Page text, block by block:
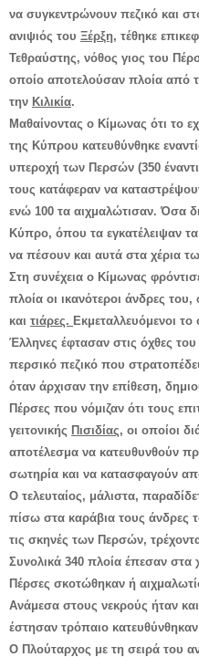
να συγκεντρώνουν πεζικό και
ανιψιός του Ξέρξη, τέθηκε
Τεθραύστης, νόθος γιος του
οποίο αποτελούσαν πλοία από
την Κιλικία.
Μαθαίνοντας ο Κίμωνας ότι το
της Κύπρου κατευθύνθηκε
υπεροχή των Περσών (350 έναντι
τους κατάφεραν να
ενώ 100 τα αιχμαλώτισαν. Όσα
Κύπρο, όπου τα εγκατέλειψαν
να πέσουν και αυτά στα χέρια
Στη συνέχεια ο Κίμωνας
πλοία οι ικανότεροι άνδρες
και τιάρες. Εκμεταλλευόμενοι
Έλληνες έφτασαν στις όχθες
περσικό πεζικό που
όταν άρχισαν την επίθεση,
Πέρσες που νόμιζαν ότι τους
γειτονικής Πισιδίας, οι οποίοι
αποτέλεσμα να κατευθυνθούν
σωτηρία και να κατασφαγούν
Ο τελευταίος, μάλιστα,
πίσω στα καράβια τους άνδρες
τις σκηνές των Περσών,
Συνολικά 340 πλοία έπεσαν στα
Πέρσες σκοτώθηκαν ή
Ανάμεσα στους νεκρούς ήταν
έστησαν τρόπαιο
Ο Πλούταρχος με τη σειρά του